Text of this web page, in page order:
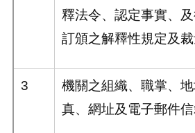
釋法令、認定事實、
訂頒之解釋性規定及
3
機關之組織、職掌、
真、網址及電子郵件